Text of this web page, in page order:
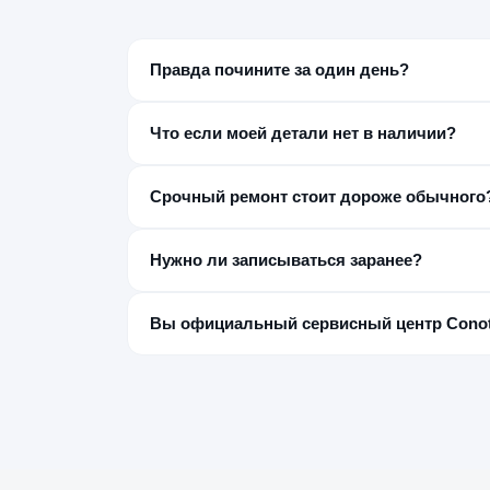
Правда почините за один день?
бесплатной диагностики, до начала работ.
Что если моей детали нет в наличии?
выдаче.
Срочный ремонт стоит дороже
Нужно ли записываться заранее?
сэкономить время.
Вы официальный сервисный центр